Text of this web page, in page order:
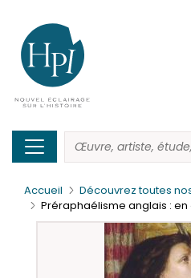
contenu
principal
Menu
secondaire
(header)
Accueil
Découvrez toutes
Préraphaélisme anglais :